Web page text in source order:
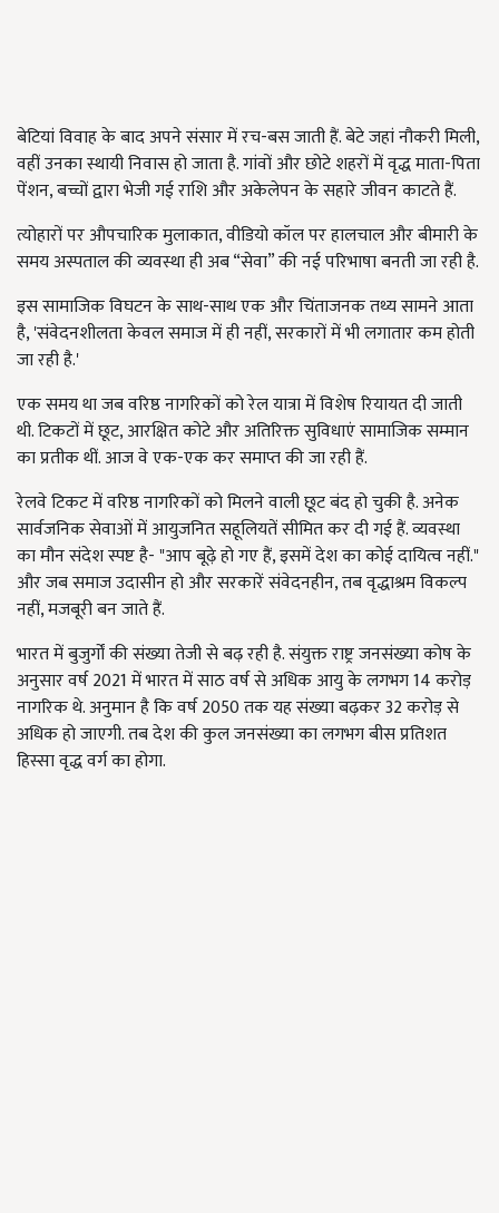
बेटियां विवाह के बाद अपने संसार में रच-बस जाती हैं. बेटे जहां नौकरी मिली,
वहीं उनका स्थायी निवास हो जाता है. गांवों और छोटे शहरों में वृद्ध माता-पिता
पेंशन, बच्चों द्वारा भेजी गई राशि और अकेलेपन के सहारे जीवन काटते हैं.
त्योहारों पर औपचारिक मुलाकात, वीडियो कॉल पर हालचाल और बीमारी के
समय अस्पताल की व्यवस्था ही अब “सेवा” की नई परिभाषा बनती जा रही है.
इस सामाजिक विघटन के साथ-साथ एक और चिंताजनक तथ्य सामने आता
है, 'संवेदनशीलता केवल समाज में ही नहीं, सरकारों में भी लगातार कम होती
जा रही है.'
एक समय था जब वरिष्ठ नागरिकों को रेल यात्रा में विशेष रियायत दी जाती
थी. टिकटों में छूट, आरक्षित कोटे और अतिरिक्त सुविधाएं सामाजिक सम्मान
का प्रतीक थीं. आज वे एक-एक कर समाप्त की जा रही हैं.
रेलवे टिकट में वरिष्ठ नागरिकों को मिलने वाली छूट बंद हो चुकी है. अनेक
सार्वजनिक सेवाओं में आयुजनित सहूलियतें सीमित कर दी गई हैं. व्यवस्था
का मौन संदेश स्पष्ट है- "आप बूढ़े हो गए हैं, इसमें देश का कोई दायित्व नहीं."
और जब समाज उदासीन हो और सरकारें संवेदनहीन, तब वृद्धाश्रम विकल्प
नहीं, मजबूरी बन जाते हैं.
भारत में बुजुर्गों की संख्या तेजी से बढ़ रही है. संयुक्त राष्ट्र जनसंख्या कोष के
अनुसार वर्ष 2021 में भारत में साठ वर्ष से अधिक आयु के लगभग 14 करोड़
नागरिक थे. अनुमान है कि वर्ष 2050 तक यह संख्या बढ़कर 32 करोड़ से
अधिक हो जाएगी. तब देश की कुल जनसंख्या का लगभग बीस प्रतिशत
हिस्सा वृद्ध वर्ग का होगा.